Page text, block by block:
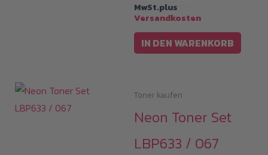
MwSt.plus
Versandkosten
IN DEN WARENKORB
Toner kaufen
Neon Toner Set
LBP633 / 067